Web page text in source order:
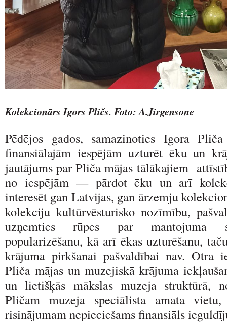
Kolekcionārs Igors Pličs. Foto: A.Jirgensone
Pēdējos gados, samazinoties Igora
finansiālajām iespējām uzturēt ēku un
jautājums par Pliča mājas tālākajiem
no iespējām — pārdot ēku un arī
interesēt gan Latvijas, gan ārzemju
kolekciju kultūrvēsturisko nozīmību,
uzņemties rūpes par mantojuma
popularizēšanu, kā arī ēkas uzturēšanu,
krājuma pirkšanai pašvaldībai nav. Otra
Pliča mājas un muzejiskā krājuma
un lietišķās mākslas muzeja struktūrā,
Pličam muzeja speciālista amata
risinājumam nepieciešams finansiāls